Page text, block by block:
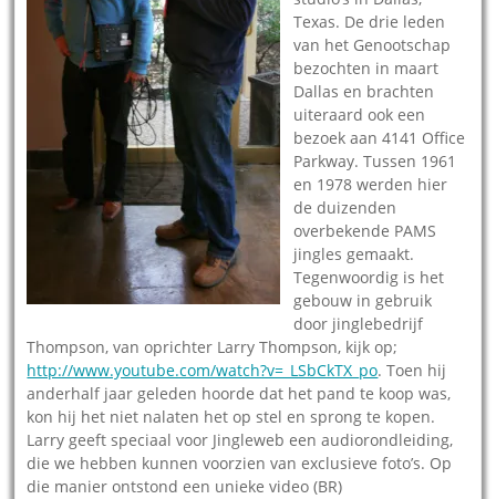
Texas. De drie leden
van het Genootschap
bezochten in maart
Dallas en brachten
uiteraard ook een
bezoek aan 4141 Office
Parkway. Tussen 1961
en 1978 werden hier
de duizenden
overbekende PAMS
jingles gemaakt.
Tegenwoordig is het
gebouw in gebruik
door jinglebedrijf
Thompson, van oprichter Larry Thompson, kijk op;
http://www.youtube.com/watch?v=_LSbCkTX_po. Toen hij
anderhalf jaar geleden hoorde dat het pand te koop was,
kon hij het niet nalaten het op stel en sprong te kopen.
Larry geeft speciaal voor Jingleweb een audiorondleiding,
die we hebben kunnen voorzien van exclusieve foto’s. Op
die manier ontstond een unieke video (BR)